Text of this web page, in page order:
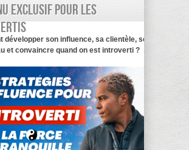
exclusif pour les
développer son influence, sa clientèle, son
et convaincre quand on est introverti ?